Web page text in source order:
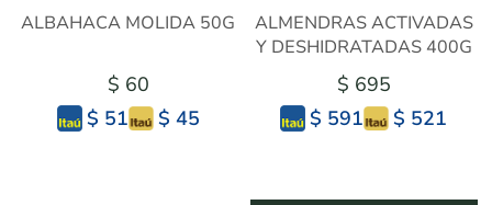
ALBAHACA MOLIDA 50G
$ 60
$ 51
$ 45
ALMENDRAS ACTIVADAS
Y DESHIDRATADAS 400G
$ 695
$ 591
$ 521